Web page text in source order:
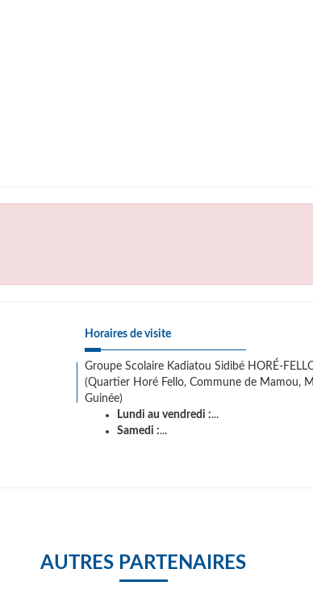
Horaires de visite
Groupe Scolaire Kadiatou Sidibé HORÉ-
(Quartier Horé Fello, Commune de Mamou,
Guinée)
Lundi au vendredi :...
Samedi :...
AUTRES PARTENAIRES